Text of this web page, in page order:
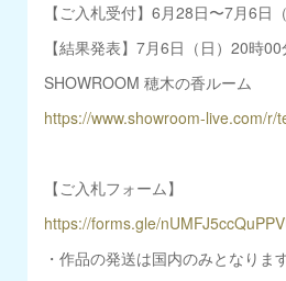
【ご入札受付】6月28日〜7月6日
【結果発表】7月6日（日）20時00
SHOWROOM 穂木の香ルーム
https://www.showroom-live.com/r/
【ご入札フォーム】
https://forms.gle/
・作品の発送は国内のみとなります